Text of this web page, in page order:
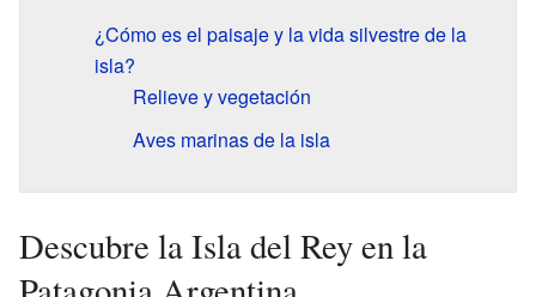
¿Cómo es el paisaje y la vida silvestre de la
isla?
Relieve y vegetación
Aves marinas de la isla
Descubre la Isla del Rey en la